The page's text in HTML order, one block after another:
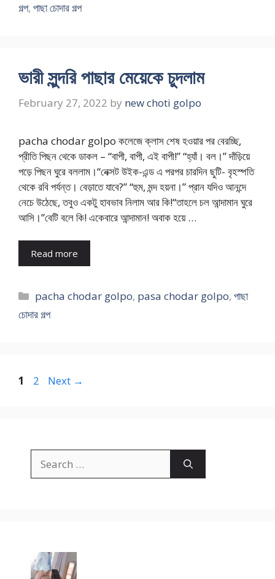
গল্প, পাছা চোদার গল্প
ভারী সুন্দরি পাছার মেয়েকে চুদলাম
February 27, 2022 by new choti golpo
pacha chodar golpo কলেজে ক্লাস শেষ হওয়ার পর বেরচ্ছি,
প্রীতি পিছন থেকে ডাকল – “বাপী, বাপী, এই বাপী!” “হ্যাঁ। বল।” দাঁড়িয়ে
পড়ে পিছন ঘুরে বললাম।“নেক্সট উইক-এন্ড এ পরপর চারদিন ছুটি- বৃহস্পতি
থেকে রবি পর্যন্ত। বেড়াতে যাবে?” “হুম, মন্দ হয়না।” প্রান যদিও আনন্দে
নেচে উঠেছে, তবুও একটু হাবভাব নিলাম আর কি!“তাহলে চল আন্দামান ঘুরে
আসি।”বেটি বলে কি! একেবারে আন্দামান! অবাক হয়ে …
Read more
Categories
pacha chodar golpo, pasa chodar golpo,পাছা
চোদার গল্প
Page
1 Page
2 Next →
for: